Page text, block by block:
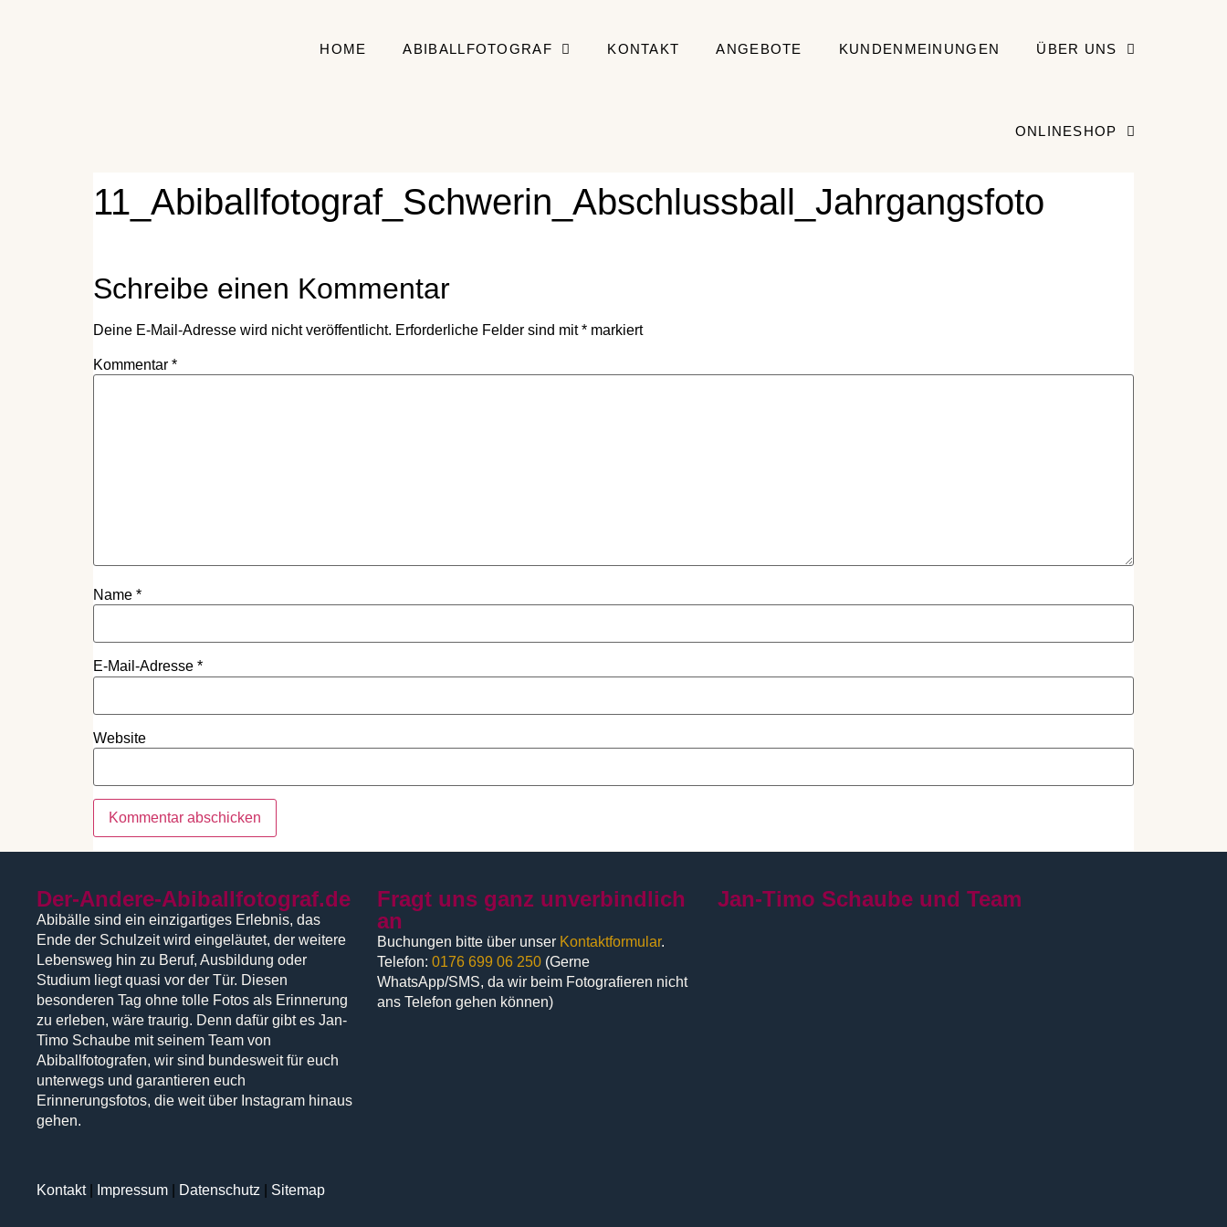
HOME ABIBALLFOTOGRAF KONTAKT ANGEBOTE KUNDENMEINUNGEN ÜBER UNS
ONLINESHOP
11_Abiballfotograf_Schwerin_Abschlussball_Jahrgangsfoto
Schreibe einen Kommentar
Deine E-Mail-Adresse wird nicht veröffentlicht. Erforderliche Felder sind mit* markiert
Kommentar *
Name *
E-Mail-Adresse *
Website
Der-Andere-Abiballfotograf.de
Abibälle sind ein einzigartiges Erlebnis, das
Ende der Schulzeit wird eingeläutet, der weitere
Lebensweg hin zu Beruf, Ausbildung oder
Studium liegt quasi vor der Tür. Diesen
besonderen Tag ohne tolle Fotos als Erinnerung
zu erleben, wäre traurig. Denn dafür gibt es Jan-
Timo Schaube mit seinem Team von
Abiballfotografen, wir sind bundesweit für euch
unterwegs und garantieren euch
Erinnerungsfotos, die weit über Instagram hinaus
gehen.
Fragt uns ganz unverbindlich
an
Buchungen bitte über unser Kontaktformular.
Telefon: 0176 699 06 250(Gerne
WhatsApp/SMS, da wir beim Fotografieren nicht
ans Telefon gehen können)
Jan-Timo Schaube und Team
Kontakt| Impressum Datenschutz Sitemap